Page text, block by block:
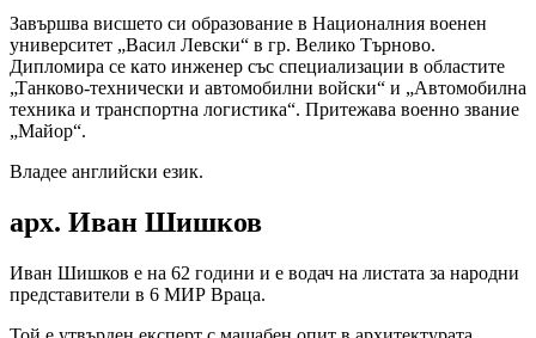
Завършва висшето си образование в Националния военен
университет „Васил Левски“ в гр. Велико Търново.
Дипломира се като инженер със специализации в областите
„Танково-технически и автомобилни войски“ и „Автомобилна
техника и транспортна логистика“. Притежава военно звание
„Майор“.
Владее английски език.
арх. Иван Шишков
Иван Шишков е на 62 години и е водач на листата за народни
представители в 6 МИР Враца.